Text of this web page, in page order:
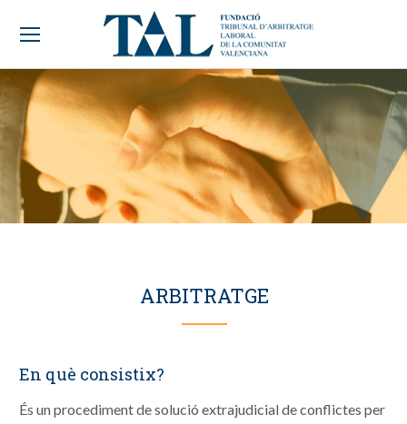
ARBITRATGE
En què consistix?
És un procediment de solució extrajudicial de conflictes per